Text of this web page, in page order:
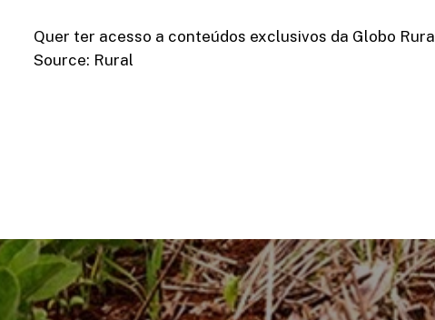
Quer ter acesso a conteúdos exclusivos da Globo
Source: Rural